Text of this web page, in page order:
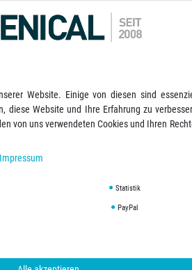
2)
Social Media
Alle Rechte vorbehalten.
Website. Einige von diesen sind
diese Website und Ihre Erfahrung zu
von uns verwendeten Cookies und Ihren
Impressum
Statistik
PayPal